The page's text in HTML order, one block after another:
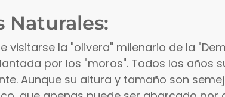
Naturales:
visitarse la "olivera" milenario de la
por los "moros". Todos los años
Aunque su altura y tamaño son